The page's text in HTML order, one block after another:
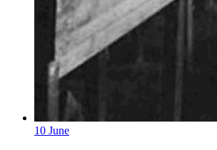
10 June